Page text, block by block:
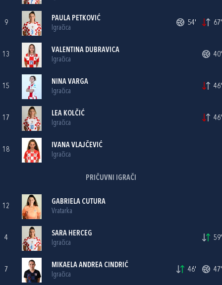
9
PAULA PETKOVIĆ
Igračica
54' 67'
13
VALENTINA DUBRAVICA
Igračica
40'
15
NINA VARGA
Igračica
46'
17
LEA KOLČIĆ
Igračica
46'
18
IVANA VLAJČEVIĆ
Igračica
PRIČUVNI IGRAČI
12
GABRIELA CUTURA
Vratarka
4
SARA HERCEG
Igračica
59'
7
MIKAELA ANDREA CINDRIĆ
Igračica
46' 47'